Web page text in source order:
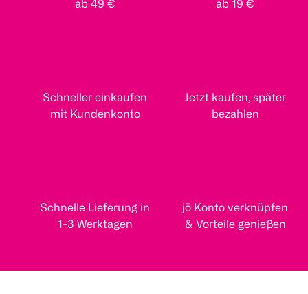
ab 49 €
ab 19 €
Schneller einkaufen
mit Kundenkonto
Jetzt kaufen, später
bezahlen
Schnelle Lieferung in
1-3 Werktagen
jö Konto verknüpfen
& Vorteile genießen